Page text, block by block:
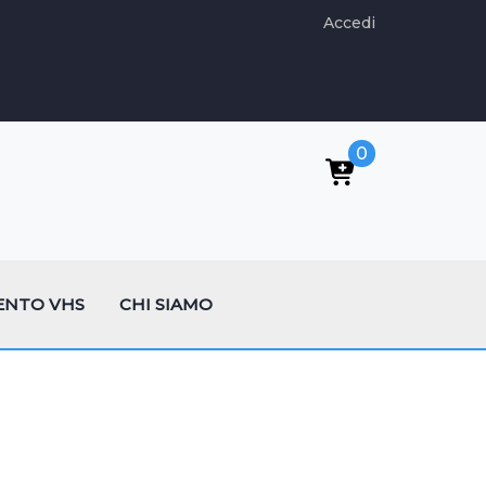
Accedi
0
VHS CHI SIAMO